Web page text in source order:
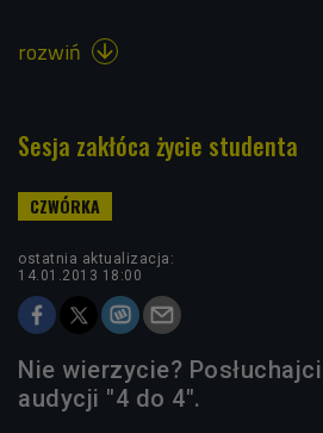
rozwiń 
Sesja zakłóca życie studenta
ostatnia aktualizacja:
14.01.2013 18:00
Nie wierzycie?
audycji "4 do 4".